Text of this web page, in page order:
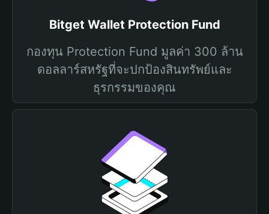
Bitget Wallet Protection Fund
กองทุน Protection Fund มูลค่า 300 ล้าน
ดอลลาร์สหรัฐที่จะปกป้องสินทรัพย์และ
ธุรกรรมของคุณ